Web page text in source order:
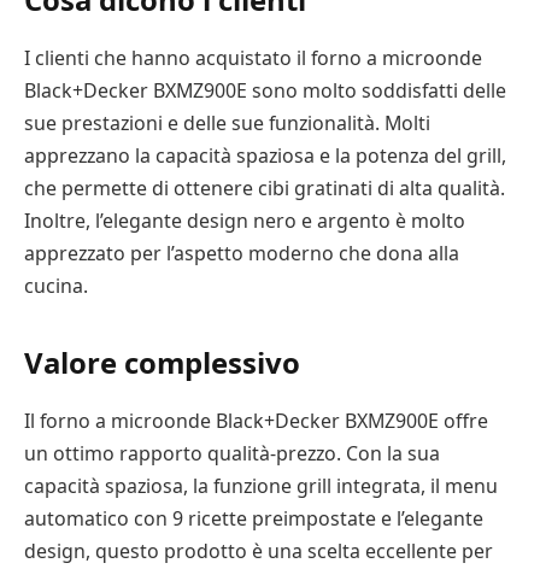
I clienti che hanno acquistato il forno a microonde
Black+Decker BXMZ900E sono molto soddisfatti delle
sue prestazioni e delle sue funzionalità. Molti
apprezzano la capacità spaziosa e la potenza del grill,
che permette di ottenere cibi gratinati di alta qualità.
Inoltre, l’elegante design nero e argento è molto
apprezzato per l’aspetto moderno che dona alla
cucina.
Valore complessivo
Il forno a microonde Black+Decker BXMZ900E offre
un ottimo rapporto qualità-prezzo. Con la sua
capacità spaziosa, la funzione grill integrata, il menu
automatico con 9 ricette preimpostate e l’elegante
design, questo prodotto è una scelta eccellente per